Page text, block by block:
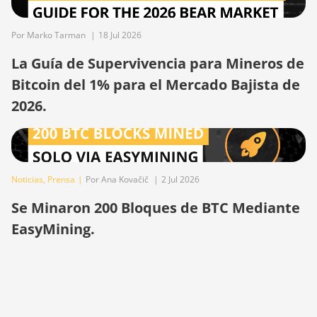
S21+ Hyd (319Th)
BITMAIN AntMiner
BITMAIN AntMiner
S21e XP Hyd 3U
BITMAIN AntMiner
S21j XP Hyd (495Th/s)
BITMAIN AntMiner S9
BITMAIN AntMiner S9
SE
Por Marko Tarman | 18 Jul 2026
La Guía de Supervivencia para Mineros de
Bitcoin del 1% para el Mercado Bajista de
2026.
Noticias, Prensa | Por Ana Kovačič | 2 Jul 2026
Se Minaron 200 Bloques de BTC Mediante
EasyMining.